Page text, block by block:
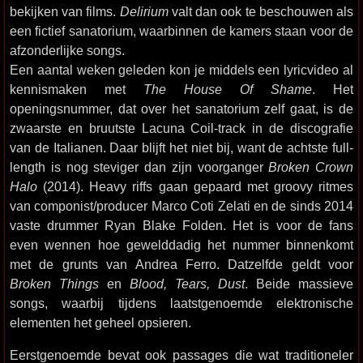
bekijken van films. Deliriumvalt dan ook te beschouwen als
een fictief sanatorium, waarbinnen de kamers staan voor de
afzonderlijke songs.
Een aantal weken geleden kon je middels een lyricvideo al
kennismaken met The House Of Shame. Het
openingsnummer, dat over het sanatorium zelf gaat, is de
zwaarste en bruutste Lacuna Coil-track in de discografie
van de Italianen. Daar blijft het niet bij, want de achtste full-
length is nog steviger dan zijn voorgangerBroken Crown
Halo (2014). Heavy riffs gaan gepaard met groovy ritmes
van componist/producer Marco Coti Zelati en de sinds 2014
vaste drummer Ryan Blake Folden. Het is voor de fans
even wennen hoe gewelddadig het nummer binnenkomt
met de grunts van Andrea Ferro. Datzelfde geldt voor
Broken Things en Blood, Tears, Dust. Beide massieve
songs, waarbij tijdens laatstgenoemde elektronische
elementen het geheel opsieren.
Eerstgenoemde bevat ook passages die wat traditioneler